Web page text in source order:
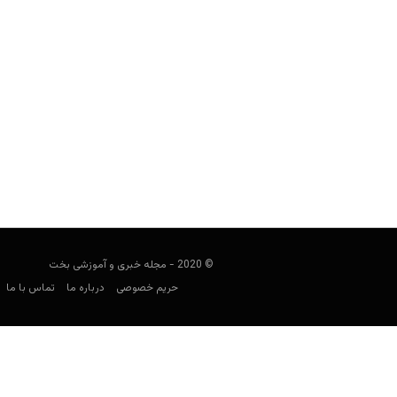
© 2020 - مجله خبری و آموزشی بخت
حریم خصوصی
درباره ما تماس با ما